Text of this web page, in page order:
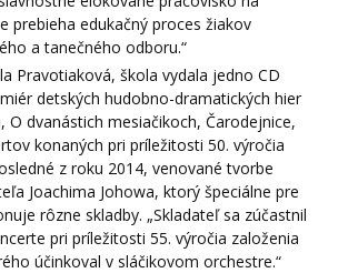
prebieha edukačný proces žiakov
a tanečného odboru.“
Pravotiaková, škola vydala jedno CD
detských hudobno-dramatických hier
O dvanástich mesiačikoch, Čarodejnice,
konaných pri príležitosti 50. výročia
z roku 2014, venované tvorbe
Joachima Johowa, ktorý špeciálne pre
rôzne skladby. „Skladateľ sa zúčastnil
pri príležitosti 55. výročia založenia
účinkoval v sláčikovom orchestre.“